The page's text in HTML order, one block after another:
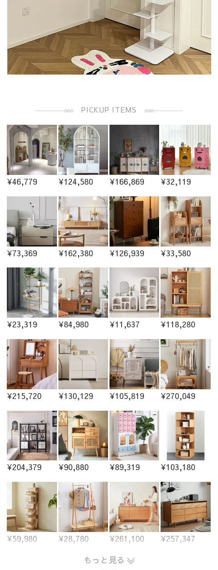
PICKUP ITEMS
¥46,779 ¥124,580 ¥166,869 ¥32,119
¥73,369 ¥162,380 ¥126,939 ¥33,580
¥23,319 ¥84,980 ¥11,637 ¥118,280
¥215,720 ¥130,129 ¥105,819 ¥270,049
¥204,379 ¥90,880 ¥89,319 ¥103,180
¥59,980 ¥28,780 ¥261,100
¥257,347
もっと見る